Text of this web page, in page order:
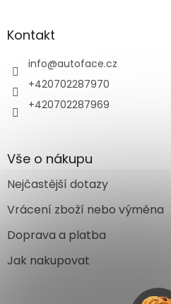
Kontakt
info@autoface.cz
+420702287970
+420702287969
Vše o nákupu
Nejčastější dotazy
Vrácení zboží nebo výměna
Doprava a platba
Jak nakupovat